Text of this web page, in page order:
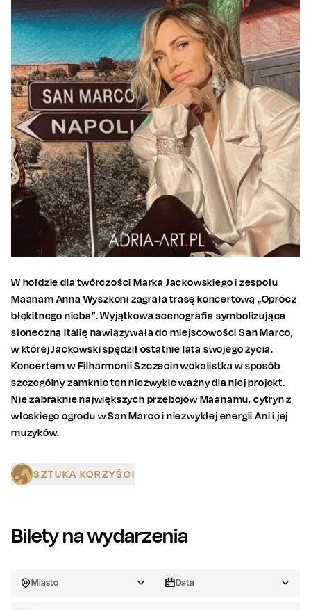
W hołdzie dla twórczości Marka Jackowskiego i zespołu
Maanam Anna Wyszkoni zagrała trasę koncertową „Oprócz
błękitnego nieba”. Wyjątkowa scenografia symbolizująca
słoneczną Italię nawiązywała do miejscowości San Marco,
w której Jackowski spędził ostatnie lata swojego życia.
Koncertem w Filharmonii Szczecin wokalistka w sposób
szczególny zamknie ten niezwykle ważny dla niej projekt.
Nie zabraknie największych przebojów Maanamu, cytryn z
włoskiego ogrodu w San Marco i niezwykłej energii Ani i jej
muzyków.
SZTUKA KORZYŚCI
Bilety na wydarzenia
Miasto Data